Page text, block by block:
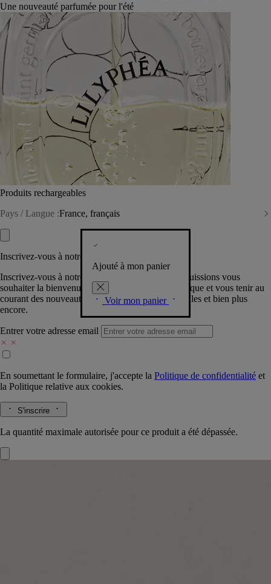
Une nouveauté parfumée pour l'été
Produits rechargeables
Pays / Langue :France, français
Ajouté à mon panier
Voir mon panier
Inscrivez-vous à notre Newsletter
Inscrivez-vous à notre newsletter pour que nous puissions vous
souhaiter la bienvenue dans la communauté Diptyque et vous tenir au
courant des nouveautés, événements, offres spéciales et bien plus
encore.
Entrer votre adresse email
En soumettant le formulaire, j'accepte la Politique de confidentialité et
la Politique relative aux cookies.
S'inscrire
La quantité maximale autorisée pour ce produit a été dépassée.